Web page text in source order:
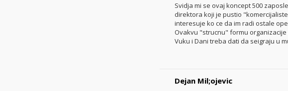
Svidja mi se ovaj koncept 500
direktora koji je pustio
interesuje ko ce da im radi ostale
Ovakvu "strucnu" formu
Vuku i Dani treba dati da seigraju u
Dejan Mil;ojevic